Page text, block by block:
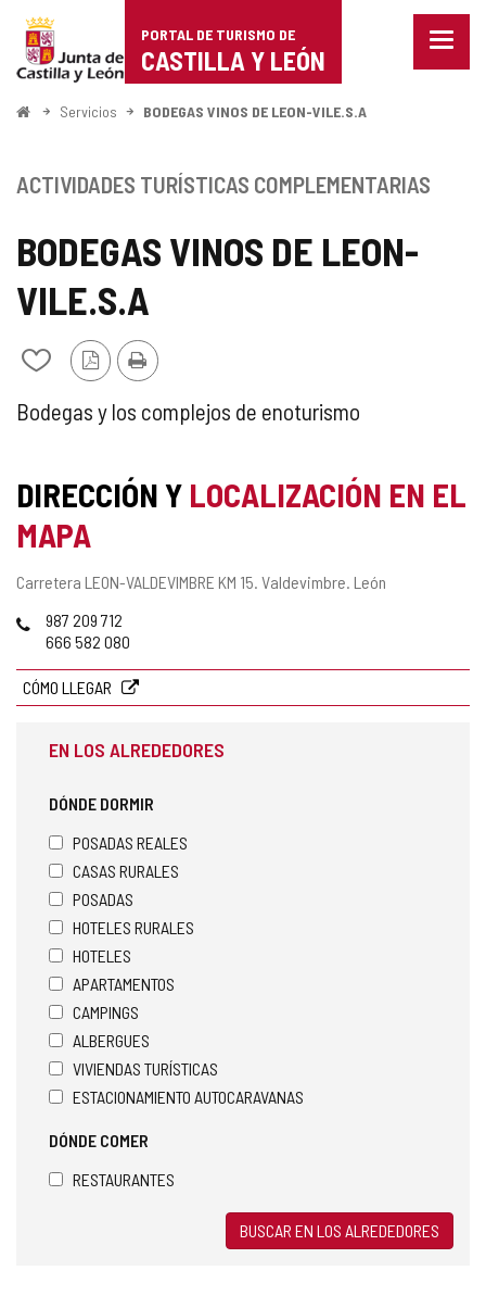
Portal
de
Turismo
Castilla
León
PORTAL DE TURISMO DE
CASTILLA Y LEÓN
Menu
InicioServicios BODEGAS VINOS DE LEON-VILE.S.A
BODEGAS VINOS DE LEON-
VILE.S.A
Añadir/quitar
cuadernos
Versión
PDF
Imprimir
ACTIVIDADES TURÍSTICAS COMPLEMENTARIAS
ACTIVIDAD
COMPLEMENTARIA
Bodegas y los complejos de enoturismo
DIRECCIÓN Y LOCALIZACIÓN EN EL
MAPA
Dirección
Carretera LEON-VALDEVIMBRE KM 15. Valdevimbre. León
Teléfonos
987 209 712
666 582 080
CÓMO LLEGAR
EN LOS ALREDEDORES
DÓNDE DORMIR
POSADAS REALES
CASAS RURALES
POSADAS
HOTELES RURALES
HOTELES
APARTAMENTOS
CAMPINGS
ALBERGUES
VIVIENDAS TURÍSTICAS
ESTACIONAMIENTO AUTOCARAVANAS
DÓNDE COMER
RESTAURANTES
BUSCAR EN LOS ALREDEDORES